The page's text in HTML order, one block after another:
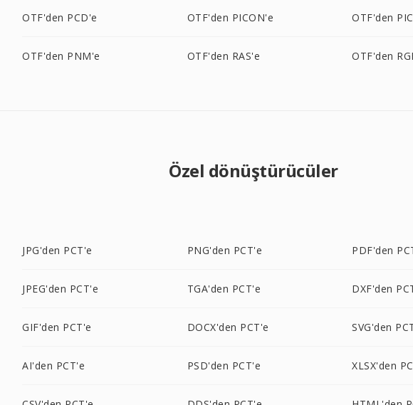
OTF'den PCD'e OTF'den PICON'e OTF'den
OTF'den PNM'e OTF'den RAS'e OTF'den
Özel dönüştürücüler
JPG'den PCT'e PNG'den PCT'e PDF'den
JPEG'den PCT'e TGA'den PCT'e DXF'den
GIF'den PCT'e DOCX'den PCT'e SVG'den
AI'den PCT'e PSD'den PCT'e XLSX'den